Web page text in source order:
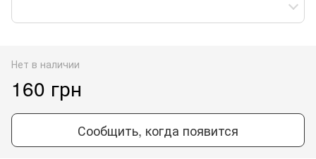
Нет в наличии
160 грн
Сообщить, когда появится